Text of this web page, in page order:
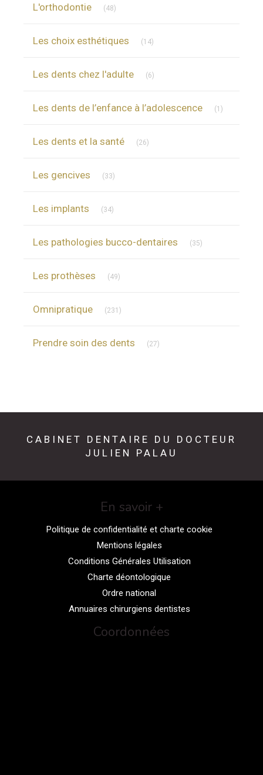
L'orthodontie (48)
Les choix esthétiques (14)
Les dents chez l'adulte (6)
Les dents de l’enfance à l’adolescence (1)
Les dents et la santé (26)
Les gencives (33)
Les implants (34)
Les pathologies bucco-dentaires (35)
Les prothèses (49)
Omnipratique (231)
Prendre soin des dents (27)
CABINET DENTAIRE DU DOCTEUR
JULIEN PALAU
En savoir +
Politique de confidentialité et charte cookie
Mentions légales
Conditions Générales Utilisation
Charte déontologique
Ordre national
Annuaires chirurgiens dentistes
Coordonnées